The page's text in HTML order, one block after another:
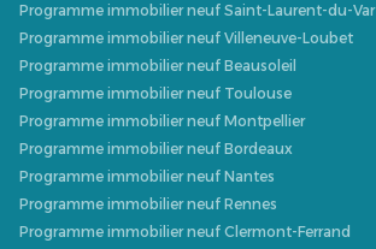
Programme immobilier neuf Saint-Laurent-du-Var
Programme immobilier neuf Villeneuve-Loubet
Programme immobilier neuf Beausoleil
Programme immobilier neuf Toulouse
Programme immobilier neuf Montpellier
Programme immobilier neuf Bordeaux
Programme immobilier neuf Nantes
Programme immobilier neuf Rennes
Programme immobilier neuf Clermont-Ferrand